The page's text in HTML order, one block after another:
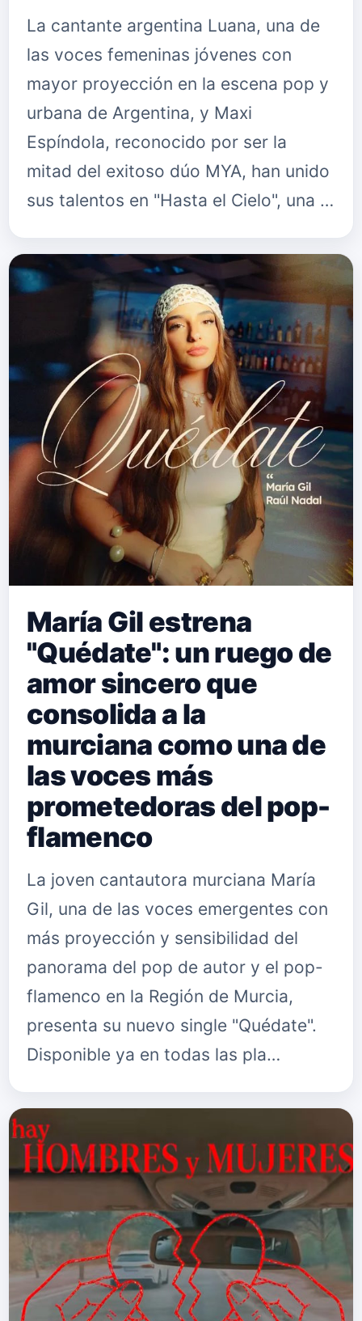
La cantante argentina Luana, una de
las voces femeninas jóvenes con
mayor proyección en la escena pop y
urbana de Argentina, y Maxi
Espíndola, reconocido por ser la
mitad del exitoso dúo MYA, han unido
sus talentos en "Hasta el Cielo", una …
María Gil estrena
"Quédate": un ruego de
amor sincero que
consolida a la
murciana como una de
las voces más
prometedoras del pop-
flamenco
La joven cantautora murciana María
Gil, una de las voces emergentes con
más proyección y sensibilidad del
panorama del pop de autor y el pop-
flamenco en la Región de Murcia,
presenta su nuevo single "Quédate".
Disponible ya en todas las pla…